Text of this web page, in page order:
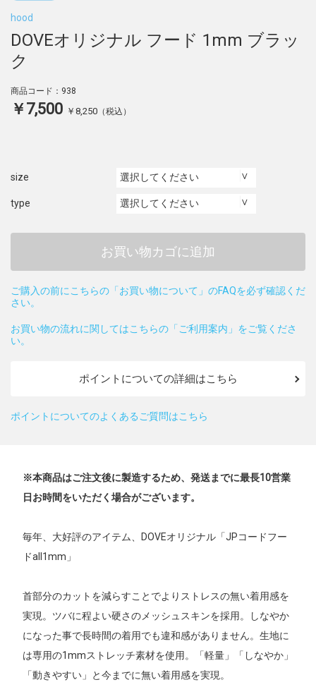
hood
DOVEオリジナル フード 1mm ブラッ
ク
商品コード：938
￥7,500 ￥8,250 （税込）
size
type
お買い物カゴに追加
ご購入の前にこちらの「お買い物について」のFAQを必ず確認くだ
さい。
お買い物の流れに関してはこちらの「ご利用案内」をご覧くださ
い。
ポイントについての詳細はこちら
ポイントについてのよくあるご質問はこちら
※本商品はご注文後に製造するため、発送までに最長10営業
日お時間をいただく場合がございます。
毎年、大好評のアイテム、DOVEオリジナル「JPコードフー
ドall1mm」
首部分のカットを減らすことでよりストレスの無い着用感を
実現。ツバに程よい硬さのメッシュスキンを採用。しなやか
になった事で長時間の着用でも違和感がありません。生地に
は専用の1mmストレッチ素材を使用。「軽量」「しなやか」
「動きやすい」と今までに無い着用感を実現。